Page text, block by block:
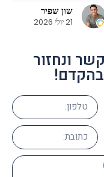
ונחזור